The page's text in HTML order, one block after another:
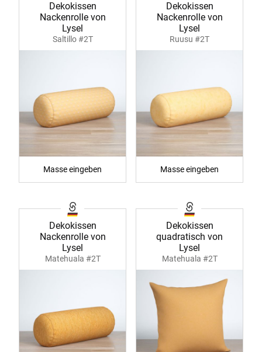
Dekokissen
Nackenrolle von
Lysel
Saltillo #2T
Masse eingeben
Dekokissen
Nackenrolle von
Lysel
Ruusu #2T
Masse eingeben
Dekokissen
Nackenrolle von
Lysel
Matehuala #2T
Dekokissen
quadratisch von
Lysel
Matehuala #2T